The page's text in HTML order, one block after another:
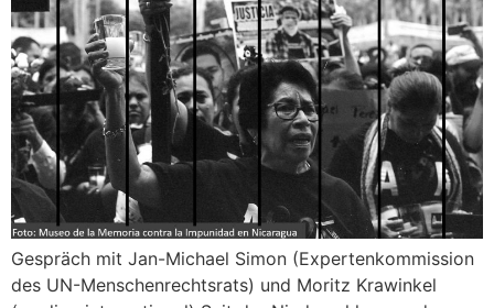
Gespräch mit Jan-Michael Simon (Expertenkommission
des UN-Menschenrechtsrats) und Moritz Krawinkel